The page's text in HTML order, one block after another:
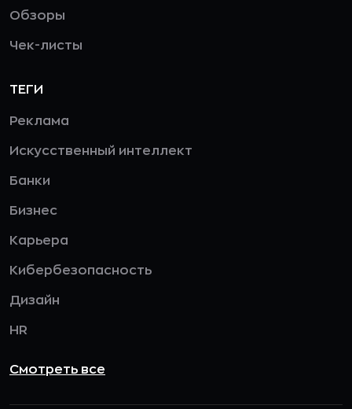
Обзоры
Чек-листы
ТЕГИ
Реклама
Искусственный интеллект
Банки
Бизнес
Карьера
Кибербезопасность
Дизайн
HR
Смотреть все